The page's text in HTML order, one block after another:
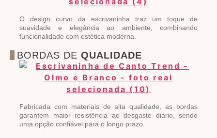
O design curvo da escrivaninha traz um toque de
suavidade e elegância ao ambiente, combinando
funcionalidade com estética moderna.
BORDAS DE QUALIDADE
Fabricada com materiais de alta qualidade, as bordas
garantem maior resistência ao desgaste diário, sendo
uma opção confiável para o longo prazo.